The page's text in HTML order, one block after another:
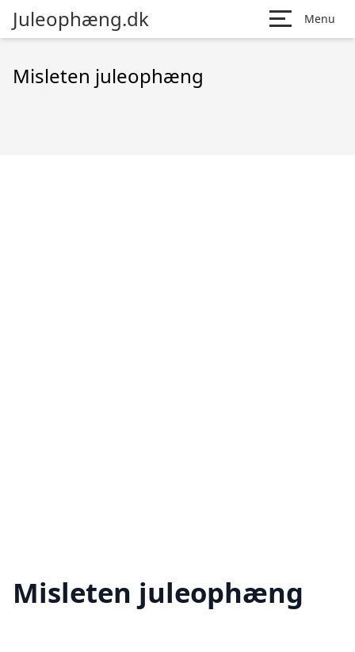
Juleophæng.dk Menu
Misleten juleophæng
Misleten juleophæng